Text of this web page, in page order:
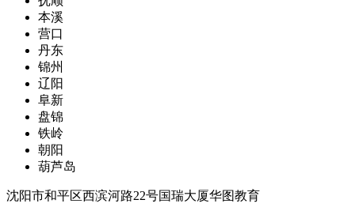
本溪
营口
丹东
锦州
辽阳
阜新
盘锦
铁岭
朝阳
葫芦岛
沈阳市和平区西滨河路22号国瑞大厦华图教育